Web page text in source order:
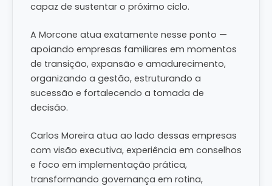
capaz de sustentar o próximo ciclo.
A Morcone atua exatamente nesse ponto —
apoiando empresas familiares em momentos
de transição, expansão e amadurecimento,
organizando a gestão, estruturando a
sucessão e fortalecendo a tomada de
decisão.
Carlos Moreira atua ao lado dessas empresas
com visão executiva, experiência em conselhos
e foco em implementação prática,
transformando governança em rotina,